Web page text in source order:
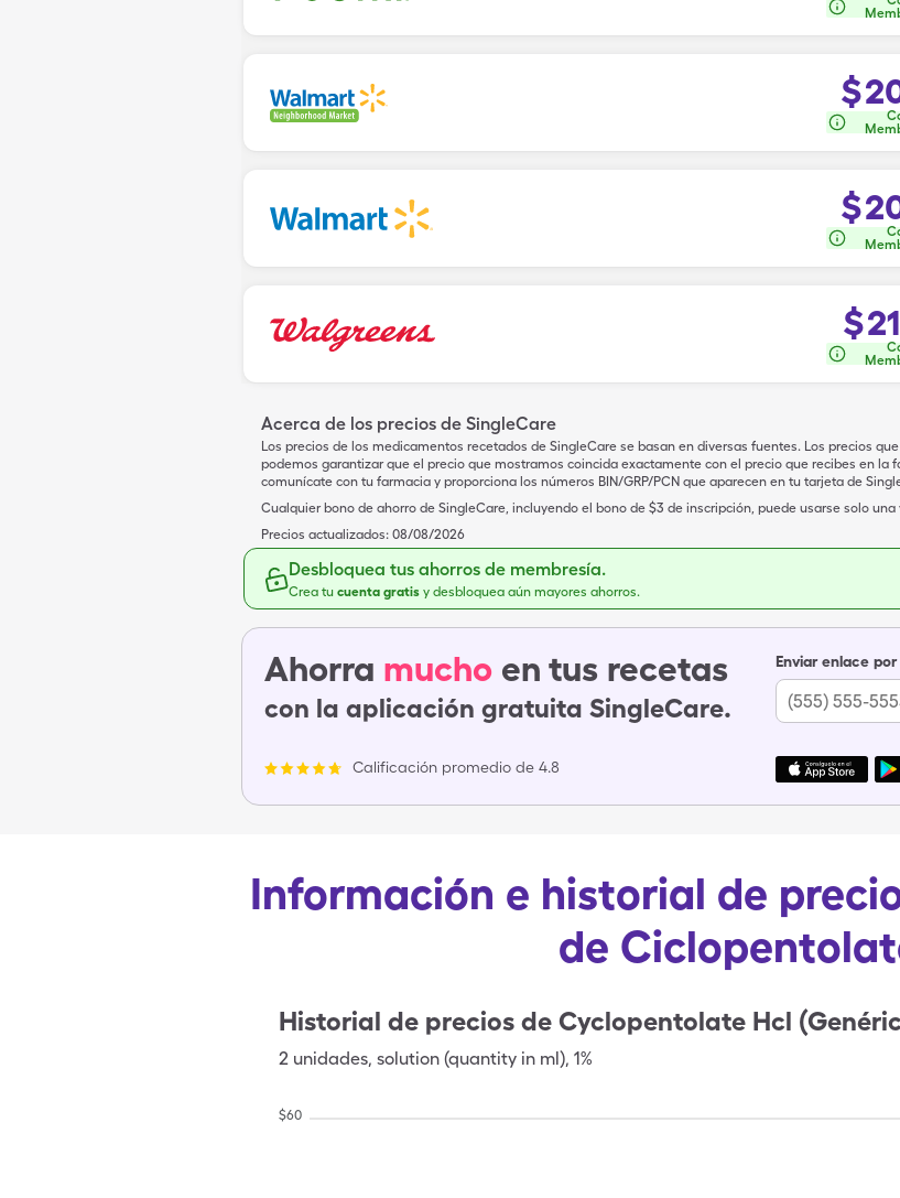
$
$
$
Acerca de los precios de SingleCare
Los precios de los medicamentos recetados de SingleCare se basan en diversas fuentes. Los precios
podemos garantizar que el precio que mostramos coincida exactamente con el precio que recibes en la
comunícate con tu farmacia y proporciona los números BIN/GRP/PCN que aparecen en tu tarjeta de
Cualquier bono de ahorro de SingleCare, incluyendo el bono de $3 de inscripción, puede usarse solo una
Precios actualizados: 08/08/2026
Desbloquea tus ahorros de membresía.
Crea tu cuenta gratis y desbloquea aún mayores ahorros.
Ahorra mucho en tus recetas
con la aplicación gratuita SingleCare.
Calificación promedio de 4.8
Enviar enlace
Información e historial de
de
Historial de precios de Cyclopentolate Hcl
2 unidades, solution (quantity in ml), 1%
$60